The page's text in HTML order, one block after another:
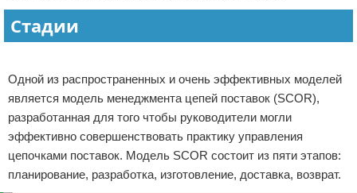
Стадии
Одной из распространенных и очень эффективных моделей
является модель менеджмента цепей поставок (SCOR),
разработанная для того чтобы руководители могли
эффективно совершенствовать практику управления
цепочками поставок. Модель SCOR состоит из пяти этапов:
планирование, разработка, изготовление, доставка, возврат.